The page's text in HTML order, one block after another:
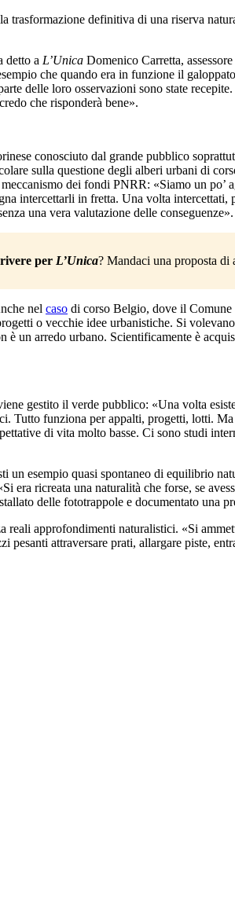
definitiva di una riserva
detto a L’Unica Domenico Carretta,
che quando era in funzione il
delle loro osservazioni sono state
che risponderà bene».
conosciuto dal grande pubblico
sulla questione degli alberi urbani di
dei fondi PNRR: «Siamo un
intercettarli in fretta. Una volta
una vera valutazione delle conseguenze».
per L’Unica? Mandaci una proposta di
nel caso di corso Belgio, dove il Comune
o vecchie idee urbanistiche. Si
un arredo urbano. Scientificamente è
gestito il verde pubblico: «Una volta
Tutto funziona per appalti, progetti, lotti.
di vita molto basse. Ci sono studi
esempio quasi spontaneo di equilibrio
era ricreata una naturalità che forse, se
delle fototrappole e documentato una
reali approfondimenti naturalistici. «Si
pesanti attraversare prati, allargare piste,